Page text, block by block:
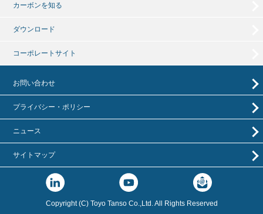
カーボンを知る
ダウンロード
コーポレートサイト
お問い合わせ
プライバシー・ポリシー
ニュース
サイトマップ
Copyright (C) Toyo Tanso Co.,Ltd. All Rights Reserved